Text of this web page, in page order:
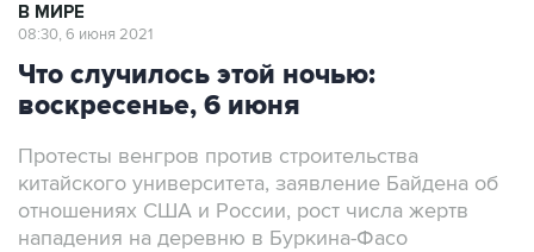
В МИРЕ
08:30, 6 июня 2021
Что случилось этой ночью:
воскресенье, 6 июня
Протесты венгров против строительства
китайского университета, заявление Байдена об
отношениях США и России, рост числа жертв
нападения на деревню в Буркина-Фасо